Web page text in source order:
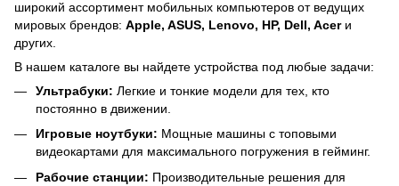
широкий ассортимент мобильных компьютеров от ведущих
мировых брендов: Apple, ASUS, Lenovo, HP, Dell, Acerи
других.
В нашем каталоге вы найдете устройства под любые задачи:
Ультрабуки: Легкие и тонкие модели для тех, кто
постоянно в движении.
Игровые ноутбуки: Мощные машины с топовыми
видеокартами для максимального погружения в гейминг.
Рабочие станции: Производительные решения для